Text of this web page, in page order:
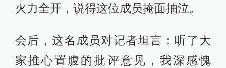
火力全开，说得这位成员掩面抽泣。
会后，这名成员对记者坦言：听了大
家推心置腹的批评意见，我深感愧